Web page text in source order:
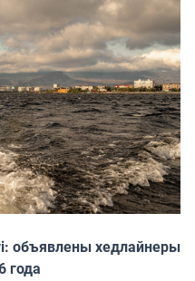
объявлены хедлайнеры
года